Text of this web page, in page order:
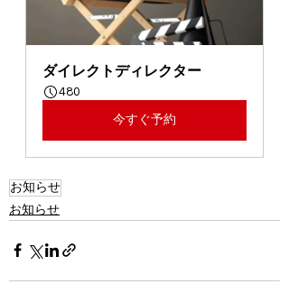
ダイレクトディレクター
480
今すぐ予約
お知らせ
お知らせ